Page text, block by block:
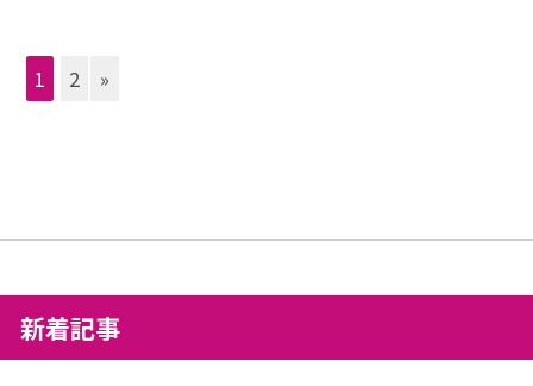
1 2 »
新着記事